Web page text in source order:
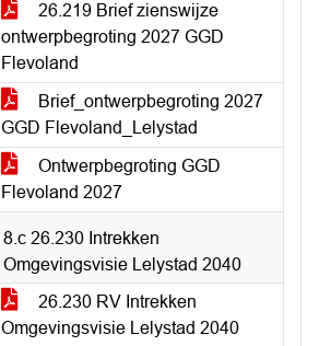
26.219 Brief zienswijze
ontwerpbegroting 2027 GGD
Flevoland
Brief_ontwerpbegroting 2027
GGD Flevoland_Lelystad
Ontwerpbegroting GGD
Flevoland 2027
8.c 26.230 Intrekken
Omgevingsvisie Lelystad 2040
26.230 RV Intrekken
Omgevingsvisie Lelystad 2040